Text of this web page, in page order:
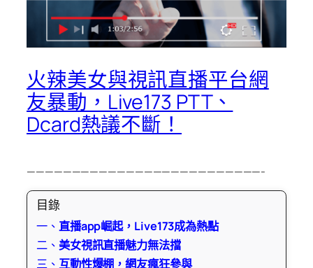
火辣美女與視訊直播平台網
友暴動，Live173 PTT、
Dcard熱議不斷！
——————————————————————————-
目錄
一、 直播app崛起，Live173成為熱點
二、 美女視訊直播魅力無法擋
三、 互動性爆棚，網友瘋狂參與